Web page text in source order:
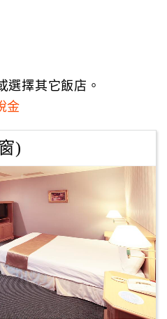
選擇其它飯店。
金
)